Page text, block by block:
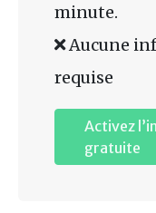
minute.
Aucune
requise
Activez
gratuite